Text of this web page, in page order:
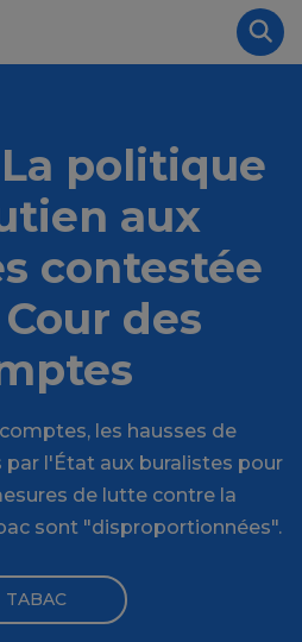
politique
aux
contestée
des
les hausses de
l'État aux buralistes pour
de lutte contre la
sont "disproportionnées".
TABAC